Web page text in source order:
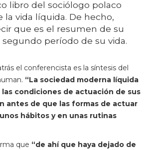
libro del sociólogo polaco
la vida líquida. De hecho,
que es el resumen de su
período de su vida.
el conferencista es la síntesis del
“La sociedad moderna líquida
condiciones de actuación de sus
antes de que las formas de actuar
hábitos y en unas rutinas
que “de ahí que haya dejado de